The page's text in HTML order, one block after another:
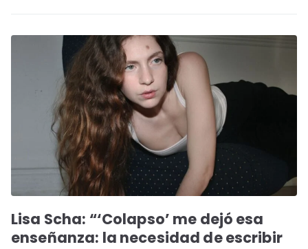
Lisa Scha: “‘Colapso’ me dejó esa
enseñanza: la necesidad de escribir